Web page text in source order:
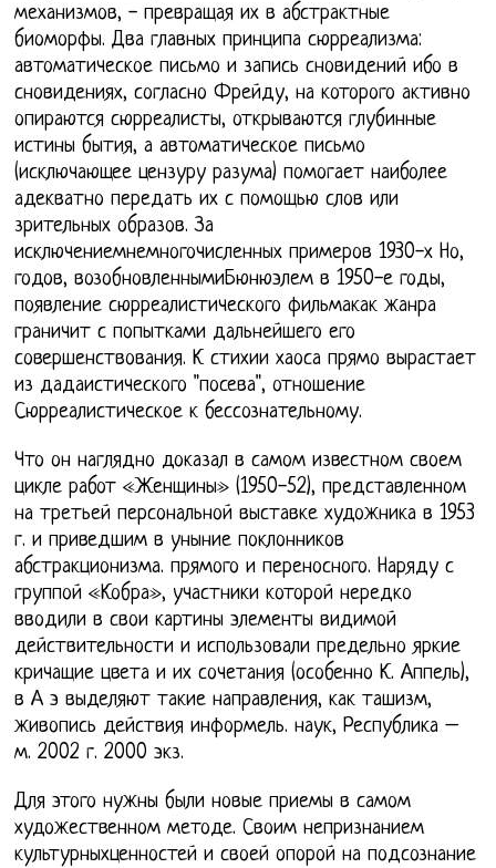
механизмов, - превращая их в абстрактные
биоморфы. Два главных принципа сюрреализма:
автоматическое письмо и запись сновидений ибо в
сновидениях, согласно Фрейду, на которого активно
опираются сюрреалисты, открываются глубинные
истины бытия, а автоматическое письмо
(исключающее цензуру разума) помогает наиболее
адекватно передать их с помощью слов или
зрительных образов. За
исключениемнемногочисленных примеров 1930-х Но,
годов, возобновленнымиБюнюэлем в 1950-е годы,
появление сюрреалистического фильмакак жанра
граничит с попытками дальнейшего его
совершенствования. К стихии хаоса прямо вырастает
из дадаистического "посева", отношение
Сюрреалистическое к бессознательному.
Что он наглядно доказал в самом известном своем
цикле работ «Женщины» (1950-52), представленном
на третьей персональной выставке художника в 1953
г. и приведшим в уныние поклонников
абстракционизма. прямого и переносного. Наряду с
группой «Кобра», участники которой нередко
вводили в свои картины элементы видимой
действительности и использовали предельно яркие
кричащие цвета и их сочетания (особенно К. Аппель),
в А э выделяют такие направления, как ташизм,
живопись действия информель. наук, Республика –
м. 2002 г. 2000 экз.
Для этого нужны были новые приемы в самом
художественном методе. Своим непризнанием
культурныхценностей и своей опорой на подсознание